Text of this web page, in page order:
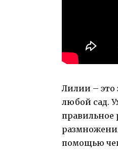
Лилии – это
любой сад.
правильное
помощью